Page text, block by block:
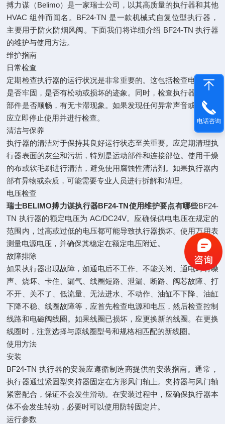
搏力谋（Belimo）是一家瑞士公司，以其高质量的执行器和其他
HVAC 组件而闻名。BF24-TN 是一款机械式自复位型执行器，
主要用于防火防烟风阀。下面我们将详细介绍 BF24-TN 执行器
的维护与使用方法。
维护指南
日常检查
定期检查执行器的运行状况是非常重要的。这包括检查电源连接
是否牢固，是否有松动或损坏的迹象。同时，检查执行器的运动
部件是否顺畅，有无卡滞现象。如果发现任何异常声音或振动，
应立即停止使用并进行检查。
清洁与保养
执行器的清洁对于保持其良好运行状态至关重要。应定期清理执
行器表面的灰尘和污垢，特别是运动部件和连接部位。使用干燥
的布或软毛刷进行清洁，避免使用腐蚀性清洁剂。如果执行器内
部有异物或杂质，可能需要专业人员进行拆解和清理。
电压检查
瑞士BELIMO搏力谋执行器BF24-TN使用维护要点有哪些BF24-
TN 执行器的额定电压为 AC/DC24V。应确保供电电压在规定的
范围内，过高或过低的电压都可能导致执行器损坏。使用万用表
测量电源电压，并确保其稳定在额定电压附近。
故障排除
如果执行器出现故障，如通电后不工作、不能关闭、通电时有噪
声、烧坏、卡住、漏气、线圈短路、泄漏、断路、阀芯故障、打
不开、关不了、低流量、无法进水、不动作、油缸不下降、油缸
下降不稳、线圈故障等，应首先检查电源和电压，然后检查控制
线路和电磁阀线圈。如果线圈已损坏，应更换新的线圈。在更换
线圈时，注意选择与原线圈型号和规格相匹配的新线圈。
使用方法
安装
BF24-TN 执行器的安装应遵循制造商提供的安装指南。通常，
执行器通过紧固型夹持器固定在方形风门轴上。夹持器与风门轴
紧密配合，保证不会发生滑动。在安装过程中，应确保执行器本
体不会发生转动，必要时可以使用防转固定片。
运行参数
电话咨询